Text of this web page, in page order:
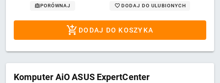
PORÓWNAJ DODAJ DO ULUBIONYCH
DODAJ DO KOSZYKA
Komputer AiO ASUS ExpertCenter